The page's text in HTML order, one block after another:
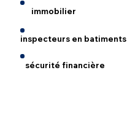
immobilier
inspecteurs en batiments
sécurité financière